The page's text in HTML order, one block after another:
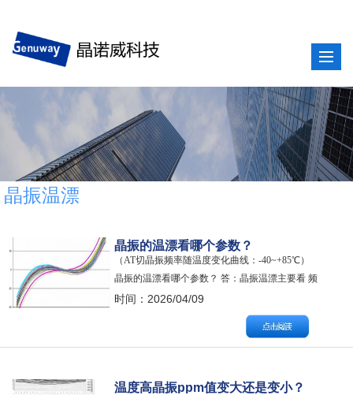
晶振温漂
晶振的温漂看哪个参数？
（AT切晶振频率随温度变化曲线：-40~+85℃）
晶振的温漂看哪个参数？ 答：晶振温漂主要看 频
率温度频率偏差（Frequency vs. Temperature，常缩
写为 Δf/f₀ 或 频率稳定度 vs 温度）。具体来说，
需要关注以下核心参数： 频率温度系数 单位是
ppm/℃（百万分之一/摄…
时间：2026/04/09
温度高晶振ppm值变大还是变小？